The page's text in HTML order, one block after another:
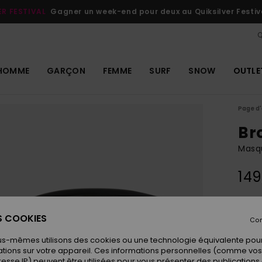
FESTIVAL Gagner un week-end pour deux au Quiksilver
GARÇON FEMME SURF SNOW
Page
COOKIES
mêmes utilisons des cookies ou une technologie équivalente
sur votre appareil. Ces informations personnelles (comme